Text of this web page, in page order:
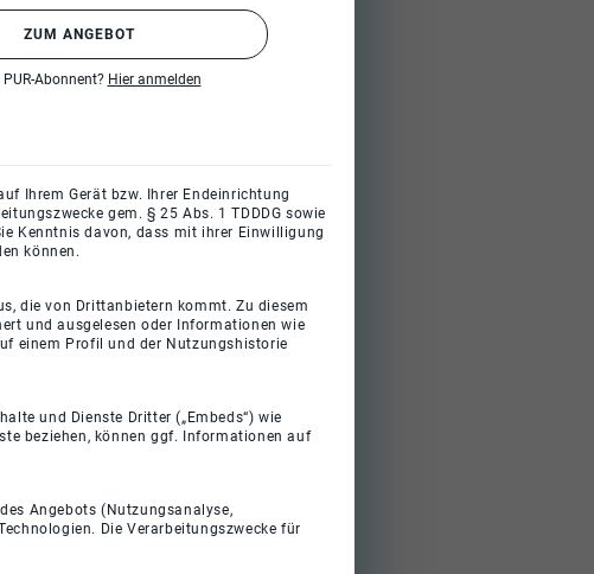
ZUM ANGEBOT
PUR-Abonnent? Hier anmelden
Ihrem Gerät bzw. Ihrer Endeinrichtung
gem. § 25 Abs. 1 TDDDG sowie
Kenntnis davon, dass mit ihrer Einwilligung
können.
die von Drittanbietern kommt. Zu diesem
und ausgelesen oder Informationen wie
einem Profil und der Nutzungshistorie
und Dienste Dritter („Embeds“) wie
beziehen, können ggf. Informationen auf
Angebots (Nutzungsanalyse,
Die Verarbeitungszwecke für